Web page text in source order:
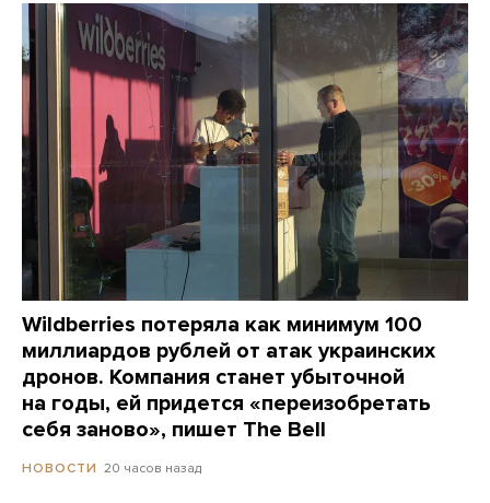
Wildberries потеряла как минимум 100
миллиардов рублей от атак украинских
дронов. Компания станет убыточной
на годы, ей придется «переизобретать
себя заново», пишет The Bell
НОВОСТИ 20 часов назад